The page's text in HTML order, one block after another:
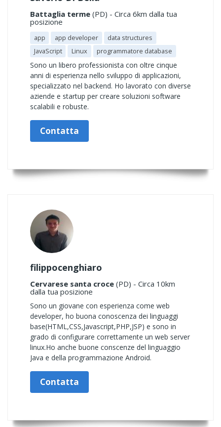
Battaglia terme (PD) - Circa 6km dalla tua
posizione
app app developer
data structures
JavaScript
Linux programmatore database
Sono un libero professionista con oltre cinque
anni di esperienza nello sviluppo di applicazioni,
specializzato nel backend. Ho lavorato con diverse
aziende e startup per creare soluzioni software
scalabili e robuste.
Contatta
filippocenghiaro
Cervarese santa croce (PD) - Circa 10km
dalla tua posizione
Sono un giovane con esperienza come web
developer, ho buona conoscenza dei linguaggi
base(HTML,CSS,Javascript,PHP,JSP) e sono in
grado di configurare correttamente un web server
linux.Ho anche buone conscenze del linguaggio
Java e della programmazione Android.
Contatta